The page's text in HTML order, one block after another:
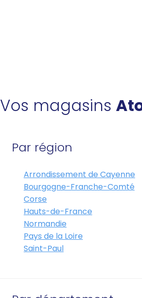
Vos magasins
Par région
Arrondissement de Cayenne
Bourgogne-Franche-Comté
Corse
Hauts-de-France
Normandie
Pays de la Loire
Saint-Paul